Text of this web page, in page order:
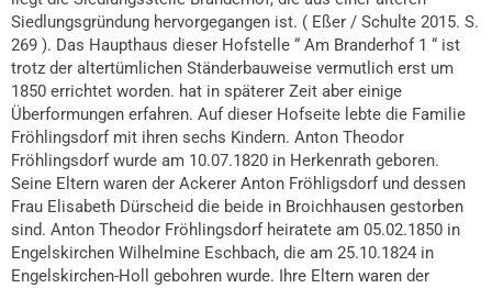
Siedlungsgründung hervorgegangen ist. ( Eßer / Schulte 2015. S.
269 ). Das Haupthaus dieser Hofstelle “ Am Branderhof 1 “ ist
trotz der altertümlichen Ständerbauweise vermutlich erst um
1850 errichtet worden. hat in späterer Zeit aber einige
Überformungen erfahren. Auf dieser Hofseite lebte die Familie
Fröhlingsdorf mit ihren sechs Kindern. Anton Theodor
Fröhlingsdorf wurde am 10.07.1820 in Herkenrath geboren.
Seine Eltern waren der Ackerer Anton Fröhligsdorf und dessen
Frau Elisabeth Dürscheid die beide in Broichhausen gestorben
sind. Anton Theodor Fröhlingsdorf heiratete am 05.02.1850 in
Engelskirchen Wilhelmine Eschbach, die am 25.10.1824 in
Engelskirchen-Holl gebohren wurde. Ihre Eltern waren der